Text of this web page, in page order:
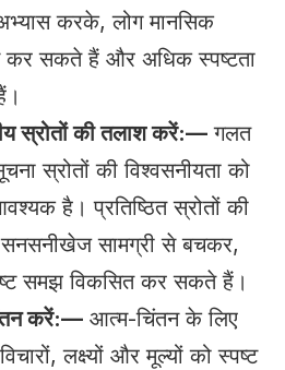
करके, लोग मानसिक
कर सकते हैं और अधिक स्पष्टता
स्रोतों की तलाश करें:— गलत
स्रोतों की विश्वसनीयता को
है। प्रतिष्ठित स्रोतों की
सामग्री से बचकर,
समझ विकसित कर सकते हैं।
करें:— आत्म-चिंतन के लिए
लक्ष्यों और मूल्यों को स्पष्ट